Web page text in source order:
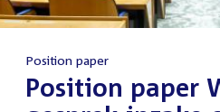
Position paper
:Position paper